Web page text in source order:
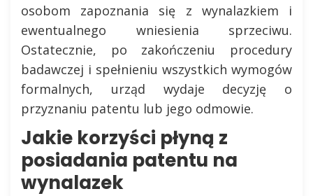
osobom zapoznania się z wynalazkiem i
ewentualnego wniesienia sprzeciwu.
Ostatecznie, po zakończeniu procedury
badawczej i spełnieniu wszystkich wymogów
formalnych, urząd wydaje decyzję o
przyznaniu patentu lub jego odmowie.
Jakie korzyści płyną z
posiadania patentu na
wynalazek